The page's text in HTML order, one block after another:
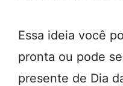
Essa ideia você
pronta ou pode
presente de Dia